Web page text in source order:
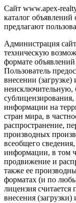
Сайт www.apex-
каталог
предлагают
Администрация
техническую
формате
Пользователь
внесении
неисключительную,
информации на
стран мира, в
распространение,
производных
всеобщего
информации, в том
продвижение и
также ее
форматах (и по
лицензия
внесения